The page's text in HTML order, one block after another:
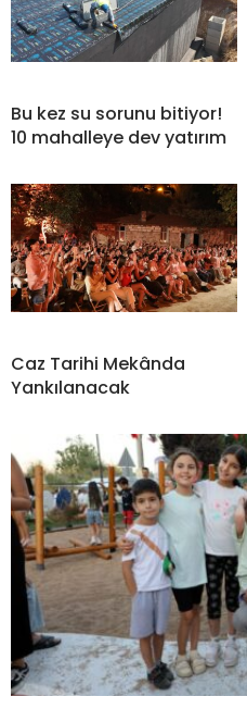
Bu kez su sorunu bitiyor!
10 mahalleye dev yatırım
Caz Tarihi Mekânda
Yankılanacak